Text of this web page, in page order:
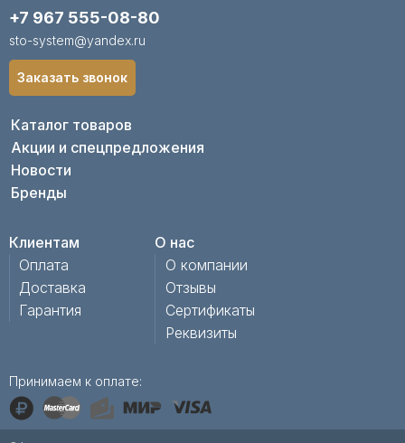
Каталог товаров
Акции и спецпредложения
Новости
Бренды
Клиентам
Оплата
Доставка
Гарантия
О нас
О компании
Отзывы
Сертификаты
Реквизиты
+7 967 555-08-80
sto-system@yandex.ru
Принимаем к оплате:
Заказать звонок